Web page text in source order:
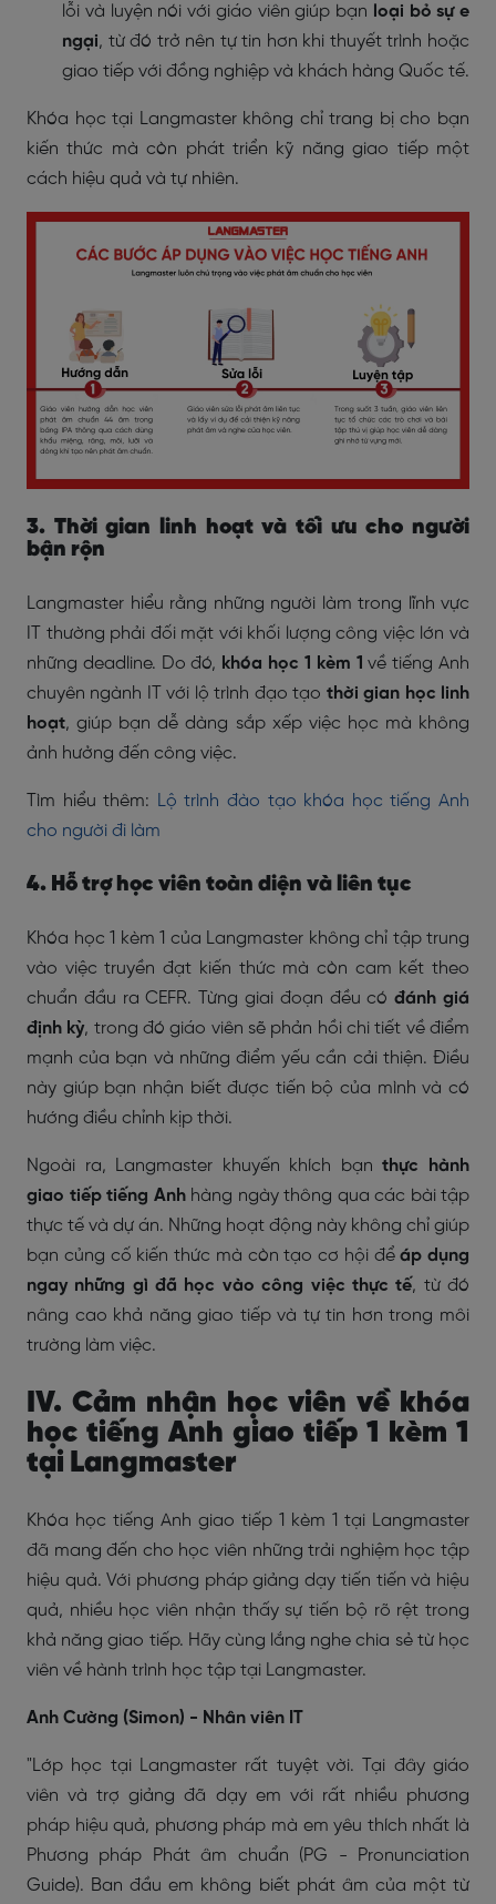
lỗi và luyện nói với giáo viên giúp bạn loại bỏ sự e
ngại, từ đó trở nên tự tin hơn khi thuyết trình hoặc
giao tiếp với đồng nghiệp và khách hàng Quốc tế.
Khóa học tại Langmaster không chỉ trang bị cho bạn
kiến thức mà còn phát triển kỹ năng giao tiếp một
cách hiệu quả và tự nhiên.
3. Thời gian linh hoạt và tối ưu cho người
bận rộn
Langmaster hiểu rằng những người làm trong lĩnh vực
IT thường phải đối mặt với khối lượng công việc lớn và
những deadline. Do đó, khóa học 1 kèm 1 về tiếng Anh
chuyên ngành IT với lộ trình đạo tạo thời gian học linh
hoạt, giúp bạn dễ dàng sắp xếp việc học mà không
ảnh hưởng đến công việc.
Tìm hiểu thêm: Lộ trình đào tạo khóa học tiếng Anh
cho người đi làm
4. Hỗ trợ học viên toàn diện và liên tục
Khóa học 1 kèm 1 của Langmaster không chỉ tập trung
vào việc truyền đạt kiến thức mà còn cam kết theo
chuẩn đầu ra CEFR. Từng giai đoạn đều cóđánh giá
định kỳ, trong đó giáo viên sẽ phản hồi chi tiết về điểm
mạnh của bạn và những điểm yếu cần cải thiện. Điều
này giúp bạn nhận biết được tiến bộ của mình và có
hướng điều chỉnh kịp thời.
Ngoài ra, Langmaster khuyến khích bạn thực hành
giao tiếp tiếng Anhhàng ngày thông qua các bài tập
thực tế và dự án. Những hoạt động này không chỉ giúp
bạn củng cố kiến thức mà còn tạo cơ hội đểáp dụng
ngay những gì đã học vào công việc thực tế, từ đó
nâng cao khả năng giao tiếp và tự tin hơn trong môi
trường làm việc.
IV. Cảm nhận học viên về khóa
học tiếng Anh giao tiếp 1 kèm 1
tại Langmaster
Khóa học tiếng Anh giao tiếp 1 kèm 1 tại Langmaster
đã mang đến cho học viên những trải nghiệm học tập
hiệu quả. Với phương pháp giảng dạy tiến tiến và hiệu
quả, nhiều học viên nhận thấy sự tiến bộ rõ rệt trong
khả năng giao tiếp. Hãy cùng lắng nghe chia sẻ từ học
viên về hành trình học tập tại Langmaster.
Anh Cường (Simon) - Nhân viên IT
"Lớp học tại Langmaster rất tuyệt vời. Tại đây giáo
viên và trợ giảng đã dạy em với rất nhiều phương
pháp hiệu quả, phương pháp mà em yêu thích nhất là
Phương pháp Phát âm chuẩn (PG - Pronunciation
Guide). Ban đầu em không biết phát âm của một từ